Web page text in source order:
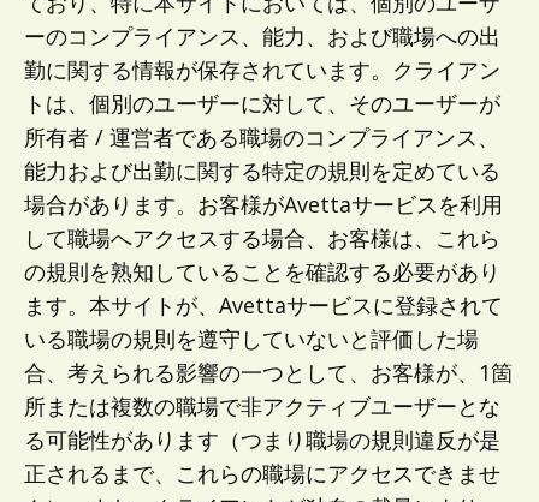
ーのコンプライアンス、能力、および職場への出
勤に関する情報が保存されています。クライアン
トは、個別のユーザーに対して、そのユーザーが
所有者 / 運営者である職場のコンプライアンス、
能力および出勤に関する特定の規則を定めている
場合があります。お客様がAvettaサービスを利用
して職場へアクセスする場合、お客様は、これら
の規則を熟知していることを確認する必要があり
ます。本サイトが、Avettaサービスに登録されて
いる職場の規則を遵守していないと評価した場
合、考えられる影響の一つとして、お客様が、1箇
所または複数の職場で非アクティブユーザーとな
る可能性があります（つまり職場の規則違反が是
正されるまで、これらの職場にアクセスできませ